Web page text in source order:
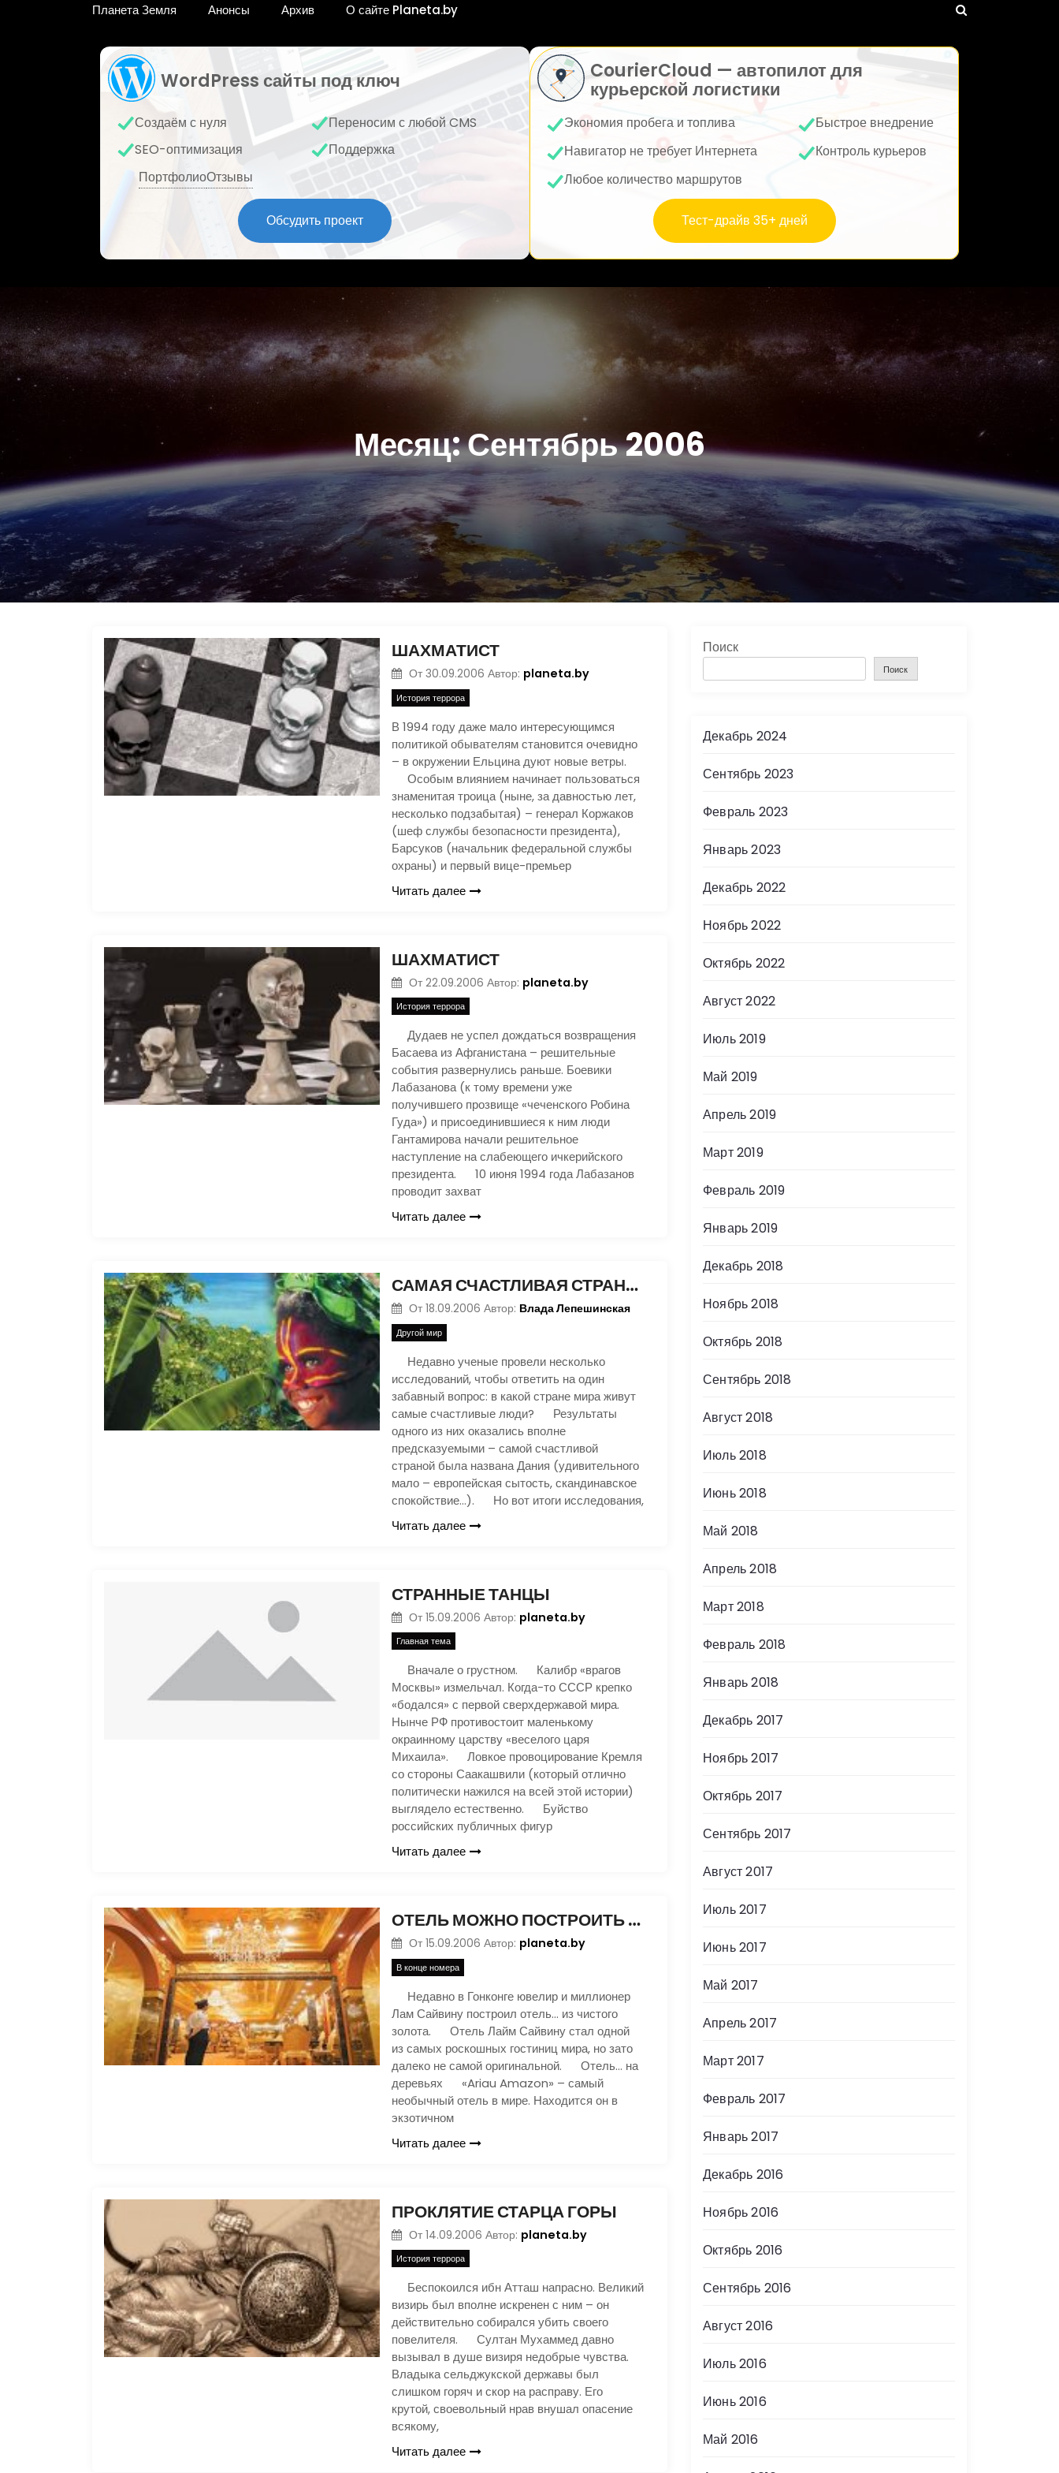
Планета Земля Анонсы Архив О сайте Planeta.by
WordPress сайты под ключ
Создаём с нуля
Переносим с любой CMS
SEO-оптимизация
Поддержка
ПортфолиоОтзывы
Обсудить проект
CourierCloud — автопилот для
курьерской логистики
Экономия пробега и топлива
Быстрое внедрение
Навигатор не требует Интернета
Контроль курьеров
Любое количество маршрутов
Тест-драйв 35+ дней
Месяц:Сентябрь 2006
ШАХМАТИСТ
От 30.09.2006 Автор: planeta.by
История террора
В 1994 году даже мало интересующимся
политикой обывателям становится очевидно
– в окружении Ельцина дуют новые ветры.
Особым влиянием начинает пользоваться
знаменитая троица (ныне, за давностью лет,
несколько подзабытая) – генерал Коржаков
(шеф службы безопасности президента),
Барсуков (начальник федеральной службы
охраны) и первый вице-премьер
Читать далее
ШАХМАТИСТ
От 22.09.2006 Автор: planeta.by
История террора
Дудаев не успел дождаться возвращения
Басаева из Афганистана – решительные
события развернулись раньше. Боевики
Лабазанова (к тому времени уже
получившего прозвище «чеченского Робина
Гуда») и присоединившиеся к ним люди
Гантамирова начали решительное
наступление на слабеющего ичкерийского
президента. 10 июня 1994 года Лабазанов
проводит захват
Читать далее
САМАЯ СЧАСТЛИВАЯ СТРАНА В МИРЕ
От 18.09.2006 Автор: Влада Лепешинская
Другой мир
Недавно ученые провели несколько
исследований, чтобы ответить на один
забавный вопрос: в какой стране мира живут
самые счастливые люди? Результаты
одного из них оказались вполне
предсказуемыми – самой счастливой
страной была названа Дания (удивительного
мало – европейская сытость, скандинавское
спокойствие…). Но вот итоги исследования,
Читать далее
СТРАННЫЕ ТАНЦЫ
От 15.09.2006 Автор: planeta.by
Главная тема
Вначале о грустном. Калибр «врагов
Москвы» измельчал. Когда-то СССР крепко
«бодался» с первой сверхдержавой мира.
Нынче РФ противостоит маленькому
окраинному царству «веселого царя
Михаила». Ловкое провоцирование Кремля
со стороны Саакашвили (который отлично
политически нажился на всей этой истории)
выглядело естественно. Буйство
российских публичных фигур
Читать далее
ОТЕЛЬ МОЖНО ПОСТРОИТЬ ИЗ ЧИСТОГО ЗОЛОТА, А МОЖНО… РАЗМЕСТИТЬ НА ДЕРЕВНЯХ
От 15.09.2006 Автор: planeta.by
В конце номера
Недавно в Гонконге ювелир и миллионер
Лам Сайвину построил отель… из чистого
золота. Отель Лайм Сайвину стал одной
из самых роскошных гостиниц мира, но зато
далеко не самой оригинальной. Отель… на
деревьях «Ariau Amazon» – самый
необычный отель в мире. Находится он в
экзотичном
Читать далее
ПРОКЛЯТИЕ СТАРЦА ГОРЫ
От 14.09.2006 Автор: planeta.by
История террора
Беспокоился ибн Атташ напрасно. Великий
визирь был вполне искренен с ним – он
действительно собирался убить своего
повелителя. Султан Мухаммед давно
вызывал в душе визиря недобрые чувства.
Владыка сельджукской державы был
слишком горяч и скор на расправу. Его
крутой, своевольный нрав внушал опасение
всякому,
Читать далее
Поиск
Поиск
Декабрь 2024
Сентябрь 2023
Февраль 2023
Январь 2023
Декабрь 2022
Ноябрь 2022
Октябрь 2022
Август 2022
Июль 2019
Май 2019
Апрель 2019
Март 2019
Февраль 2019
Январь 2019
Декабрь 2018
Ноябрь 2018
Октябрь 2018
Сентябрь 2018
Август 2018
Июль 2018
Июнь 2018
Май 2018
Апрель 2018
Март 2018
Февраль 2018
Январь 2018
Декабрь 2017
Ноябрь 2017
Октябрь 2017
Сентябрь 2017
Август 2017
Июль 2017
Июнь 2017
Май 2017
Апрель 2017
Март 2017
Февраль 2017
Январь 2017
Декабрь 2016
Ноябрь 2016
Октябрь 2016
Сентябрь 2016
Август 2016
Июль 2016
Июнь 2016
Май 2016